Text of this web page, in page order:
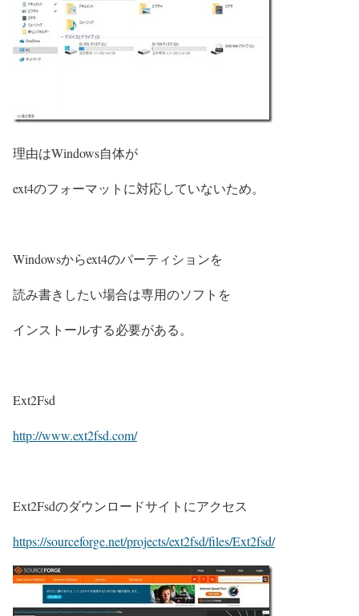
理由はWindows自体が
ext4のフォーマットに対応していないため。
Windowsからext4のパーティションを
読み書きしたい場合は専用のソフトを
インストールする必要がある。
Ext2Fsd
http://www.ext2fsd.com/
Ext2Fsdのダウンロードサイトにアクセス
https://sourceforge.net/projects/ext2fsd/files/Ext2fsd/